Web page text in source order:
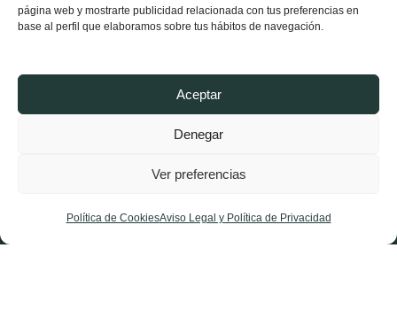
página web y mostrarte publicidad relacionada con tus preferencias en
base al perfil que elaboramos sobre tus hábitos de navegación.
Aceptar
Denegar
Ver preferencias
Política de CookiesAviso Legal y Política de Privacidad
Partido Riojano
Estructura
Afíliate
Contacta